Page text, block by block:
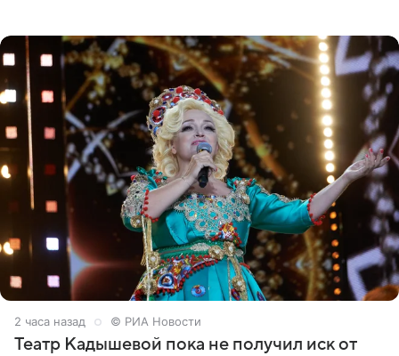
2 часа назад © РИА Новости
Театр Кадышевой пока не получил иск от